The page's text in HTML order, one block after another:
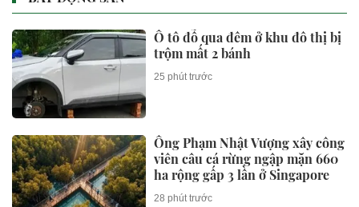
Ô tô đỗ qua đêm ở khu đô thị bị
trộm mất 2 bánh
25 phút trước
Ông Phạm Nhật Vượng xây công
viên câu cá rừng ngập mặn 660
ha rộng gấp 3 lần ở Singapore
28 phút trước